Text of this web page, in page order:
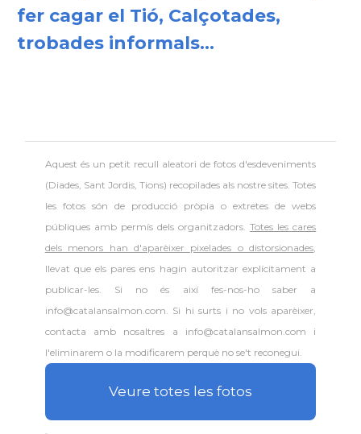
fer cagar el Tió, Calçotades,
trobades informals...
Aquest és un petit recull aleatori defotos d'esdeveniments
(Diades, Sant Jordis, Tions) recopilades als nostre sites. Totes
les fotos són de producció pròpia o extretes de webs
públiques amb permís dels organitzadors.Totes les cares
dels menors han d'aparèixer pixelades o distorsionades,
llevat que els pares ens hagin autoritzar explícitament a
publicar-les. Si no és així fes-nos-ho saber a
info@catalansalmon.com. Si hi surts i no vols aparèixer,
contacta amb nosaltres a info@catalansalmon.com i
l'eliminarem o la modificarem perquè no se't reconegui.
Veure totes les fotos